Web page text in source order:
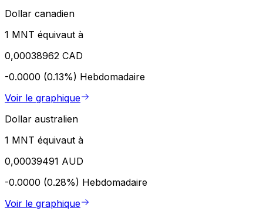
Dollar canadien
1 MNT équivaut à
0,00038962 CAD
-0.0000 (0.13%) Hebdomadaire
Voir le graphique
Dollar australien
1 MNT équivaut à
0,00039491 AUD
-0.0000 (0.28%) Hebdomadaire
Voir le graphique